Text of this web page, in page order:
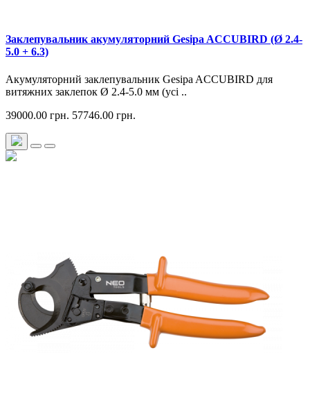
Заклепувальник акумуляторний Gesipa ACCUBIRD (Ø 2.4-
5.0 + 6.3)
Акумуляторний заклепувальник Gesipa ACCUBIRD для
витяжних заклепок Ø 2.4-5.0 мм (усі ..
39000.00 грн. 57746.00 грн.